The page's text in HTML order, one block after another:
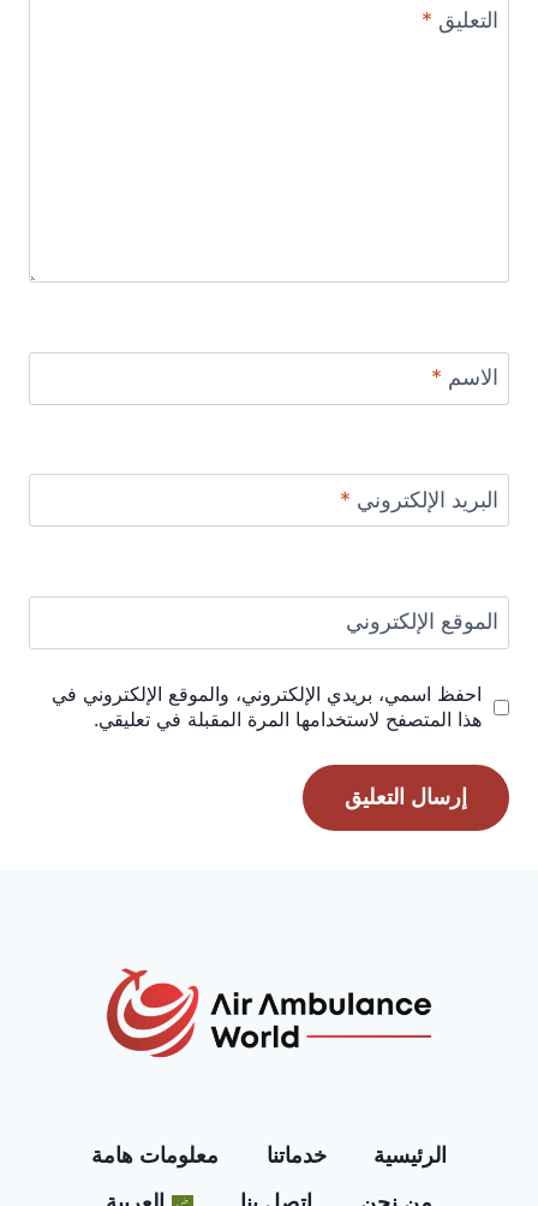
التعليق *
الاسم *
البريد الإلكتروني *
الموقع الإلكتروني
احفظ اسمي، بريدي الإلكتروني، والموقع الإلكتروني في
هذا المتصفح لاستخدامها المرة المقبلة في تعليقي.
الرئيسية خدماتنا
معلومات هامة